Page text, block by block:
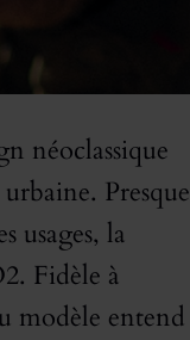
néoclassique
Presque
usages, la
Fidèle à
modèle entend